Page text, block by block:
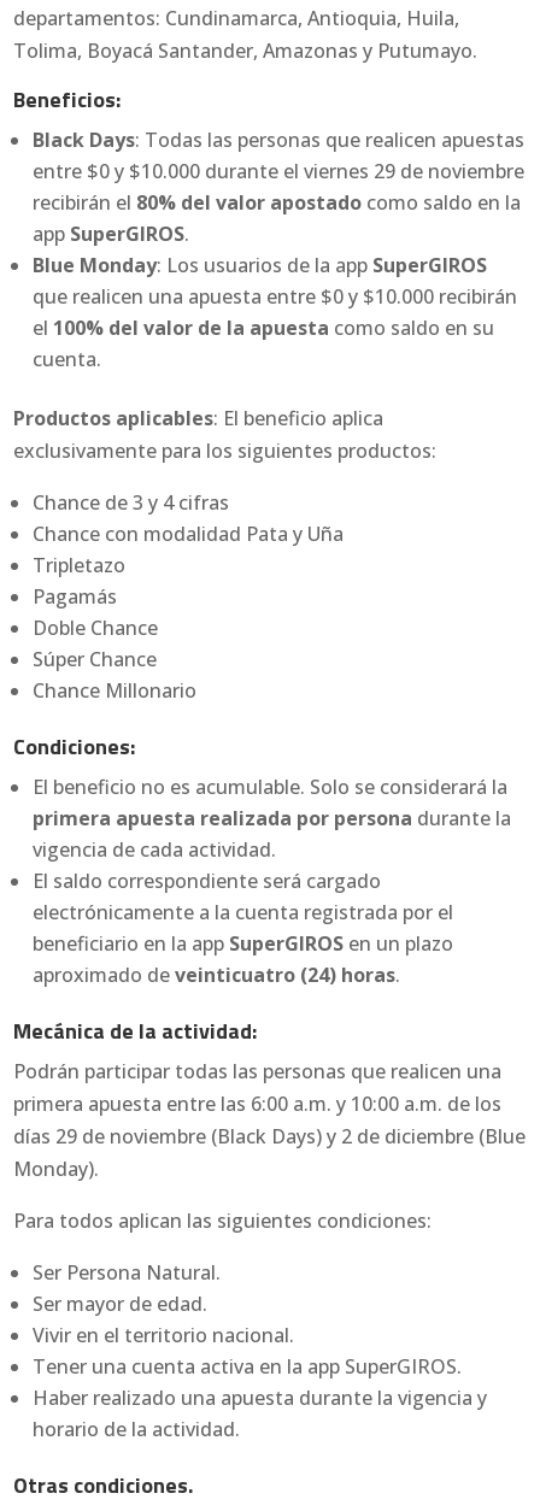
departamentos: Cundinamarca, Antioquia, Huila,
Tolima, Boyacá Santander, Amazonas y Putumayo.
Beneficios:
Black Days: Todas las personas que realicen apuestas
entre $0 y $10.000 durante el viernes 29 de noviembre
recibirán el 80% del valor apostado como saldo en la
app SuperGIROS.
Blue Monday: Los usuarios de la app SuperGIROS
que realicen una apuesta entre $0 y $10.000 recibirán
el 100% del valor de la apuesta como saldo en su
cuenta.
Productos aplicables: El beneficio aplica
exclusivamente para los siguientes productos:
Chance de 3 y 4 cifras
Chance con modalidad Pata y Uña
Tripletazo
Pagamás
Doble Chance
Súper Chance
Chance Millonario
Condiciones:
El beneficio no es acumulable. Solo se considerará la
primera apuesta realizada por persona durante la
vigencia de cada actividad.
El saldo correspondiente será cargado
electrónicamente a la cuenta registrada por el
beneficiario en la app SuperGIROS en un plazo
aproximado deveinticuatro (24) horas.
Mecánica de la actividad:
Podrán participar todas las personas que realicen una
primera apuesta entre las 6:00 a.m. y 10:00 a.m. de los
días 29 de noviembre (Black Days) y 2 de diciembre (Blue
Monday).
Para todos aplican las siguientes condiciones:
Ser Persona Natural.
Ser mayor de edad.
Vivir en el territorio nacional.
Tener una cuenta activa en la app SuperGIROS.
Haber realizado una apuesta durante la vigencia y
horario de la actividad.
Otras condiciones.